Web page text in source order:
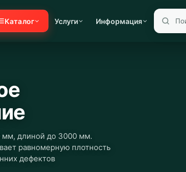
Каталог Услуги Информация
мм, длиной до 3000 мм.
равномерную плотность
дефектов